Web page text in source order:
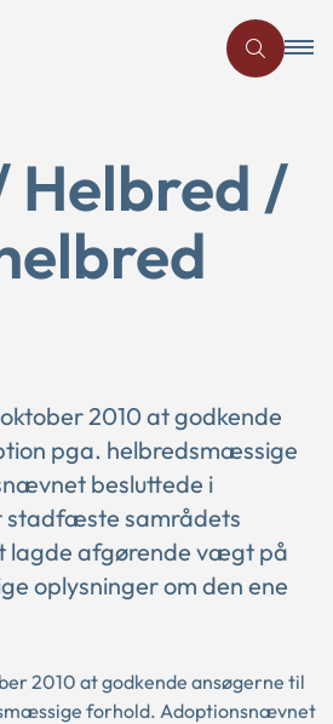
Helbred /
2010 at godkende
pga. helbredsmæssige
besluttede i
stadfæste samrådets
lagde afgørende vægt på
oplysninger om den ene
2010 at godkende ansøgerne til
forhold. Adoptionsnævnet